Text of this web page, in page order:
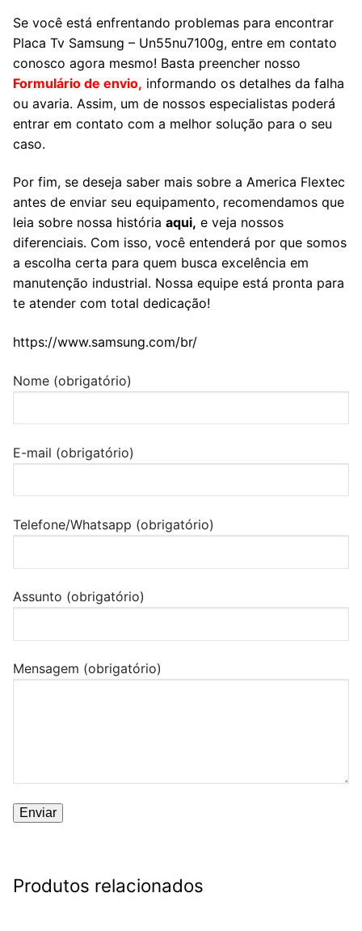
Se você está enfrentando problemas para encontrar
Placa Tv Samsung – Un55nu7100g, entre em contato
conosco agora mesmo! Basta preencher nosso
Formulário de envio, informando os detalhes da falha
ou avaria. Assim, um de nossos especialistas poderá
entrar em contato com a melhor solução para o seu
caso.
Por fim, se deseja saber mais sobre a America Flextec
antes de enviar seu equipamento, recomendamos que
leia sobre nossa história aqui, e veja nossos
diferenciais. Com isso, você entenderá por que somos
a escolha certa para quem busca excelência em
manutenção industrial. Nossa equipe está pronta para
te atender com total dedicação!
https://www.samsung.com/br/
Nome (obrigatório)
E-mail (obrigatório)
Telefone/Whatsapp (obrigatório)
Assunto (obrigatório)
Mensagem (obrigatório)
Produtos relacionados